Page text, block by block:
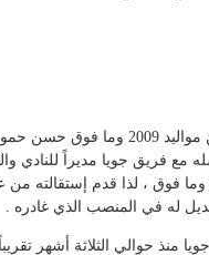
تقدم مدير منتخب لبنان
مع فريق جويا مديراً للنادي
ومنصبه في منتخب مواليد 2009 وما فوق ، لذا
له في المنصب الذي غادره .
منذ حوالي الثلاثة أشهر